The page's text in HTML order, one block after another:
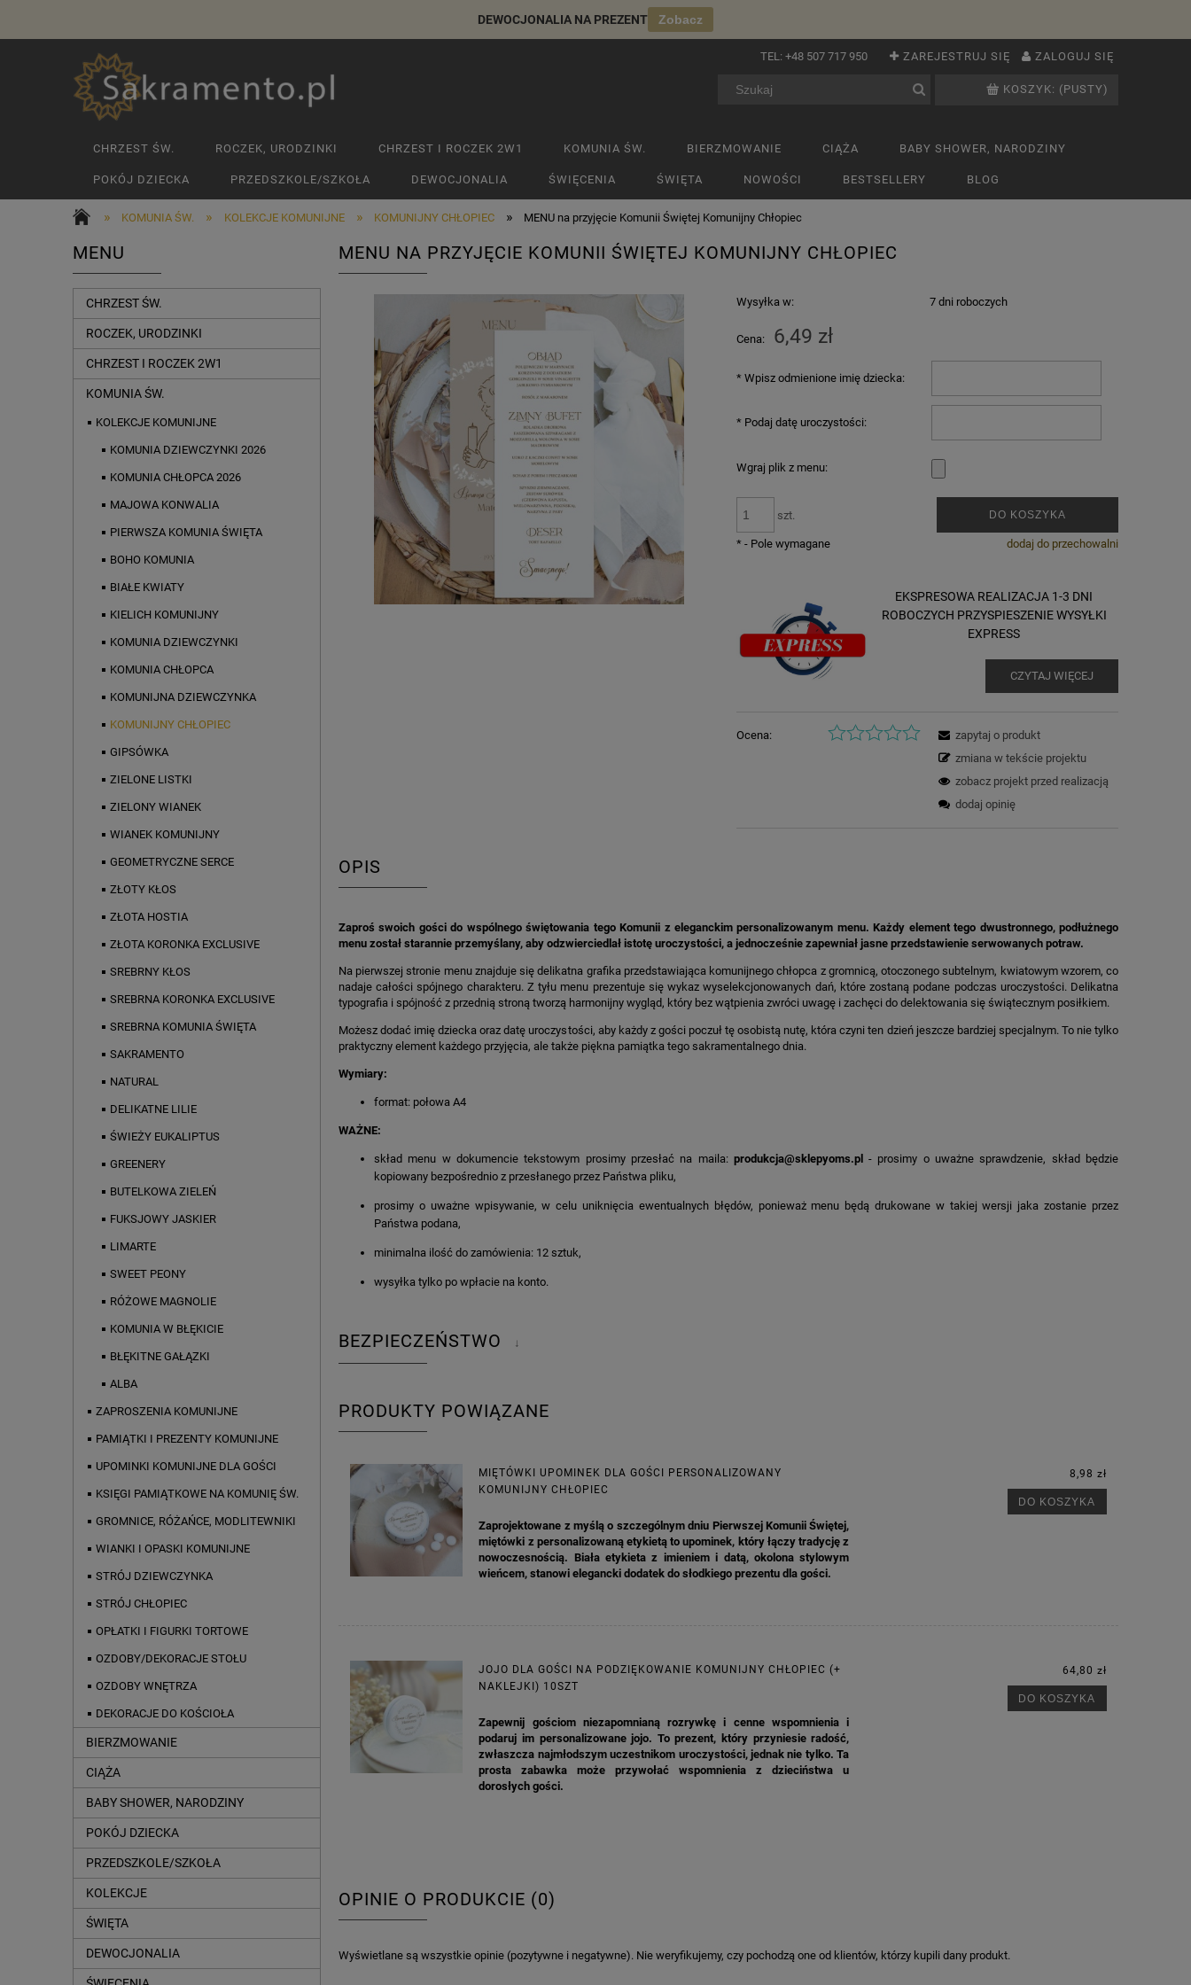
DEWOCJONALIA NA PREZENT Zobacz
ZAREJESTRUJ SIĘ ZALOGUJ SIĘ
TEL: +48 507 717 950
KOSZYK: (PUSTY)
CHRZEST ŚW. ROCZEK, URODZINKI CHRZEST I ROCZEK 2W1 KOMUNIA ŚW. BIERZMOWANIE CIĄŻA BABY SHOWER, NARODZINY
POKÓJ DZIECKA PRZEDSZKOLE/SZKOŁA DEWOCJONALIA ŚWIĘCENIA ŚWIĘTA NOWOŚCI BESTSELLERY BLOG
» KOMUNIA ŚW. » KOLEKCJE KOMUNIJNE » KOMUNIJNY CHŁOPIEC » MENU na przyjęcie Komunii Świętej Komunijny Chłopiec
MENU
CHRZEST ŚW.
ROCZEK, URODZINKI
CHRZEST I ROCZEK 2W1
KOMUNIA ŚW.
KOLEKCJE KOMUNIJNE
KOMUNIA DZIEWCZYNKI 2026
KOMUNIA CHŁOPCA 2026
MAJOWA KONWALIA
PIERWSZA KOMUNIA ŚWIĘTA
BOHO KOMUNIA
BIAŁE KWIATY
KIELICH KOMUNIJNY
KOMUNIA DZIEWCZYNKI
KOMUNIA CHŁOPCA
KOMUNIJNA DZIEWCZYNKA
KOMUNIJNY CHŁOPIEC
GIPSÓWKA
ZIELONE LISTKI
ZIELONY WIANEK
WIANEK KOMUNIJNY
GEOMETRYCZNE SERCE
ZŁOTY KŁOS
ZŁOTA HOSTIA
ZŁOTA KORONKA EXCLUSIVE
SREBRNY KŁOS
SREBRNA KORONKA EXCLUSIVE
SREBRNA KOMUNIA ŚWIĘTA
SAKRAMENTO
NATURAL
DELIKATNE LILIE
ŚWIEŻY EUKALIPTUS
GREENERY
BUTELKOWA ZIELEŃ
FUKSJOWY JASKIER
LIMARTE
SWEET PEONY
RÓŻOWE MAGNOLIE
KOMUNIA W BŁĘKICIE
BŁĘKITNE GAŁĄZKI
ALBA
ZAPROSZENIA KOMUNIJNE
PAMIĄTKI I PREZENTY KOMUNIJNE
UPOMINKI KOMUNIJNE DLA GOŚCI
KSIĘGI PAMIĄTKOWE NA KOMUNIĘ ŚW.
GROMNICE, RÓŻAŃCE, MODLITEWNIKI
WIANKI I OPASKI KOMUNIJNE
STRÓJ DZIEWCZYNKA
STRÓJ CHŁOPIEC
OPŁATKI I FIGURKI TORTOWE
OZDOBY/DEKORACJE STOŁU
OZDOBY WNĘTRZA
DEKORACJE DO KOŚCIOŁA
BIERZMOWANIE
CIĄŻA
BABY SHOWER, NARODZINY
POKÓJ DZIECKA
PRZEDSZKOLE/SZKOŁA
KOLEKCJE
ŚWIĘTA
DEWOCJONALIA
MENU NA PRZYJĘCIE KOMUNII ŚWIĘTEJ KOMUNIJNY CHŁOPIEC
Wysyłka w: 7 dni roboczych
Cena: 6,49 zł
* Wpisz odmienione imię dziecka:
* Podaj datę uroczystości:
Wgraj plik z menu:
szt. DO KOSZYKA
dodaj do przechowalni
* - Pole wymagane
EKSPRESOWA REALIZACJA 1-3 DNI
ROBOCZYCH PRZYSPIESZENIE WYSYŁKI
EXPRESS
CZYTAJ WIĘCEJ
Ocena:
zapytaj o produkt
zmiana w tekście projektu
zobacz projekt przed realizacją
dodaj opinię
OPIS
Zaproś swoich gości do wspólnego świętowania tego Komunii z eleganckim personalizowanym menu. Każdy element tego dwustronnego, podłużnego
menu został starannie przemyślany, aby odzwierciedlał istotę uroczystości, a jednocześnie zapewniał jasne przedstawienie serwowanych potraw.
Na pierwszej stronie menu znajduje się delikatna grafika przedstawiająca komunijnego chłopca z gromnicą, otoczonego subtelnym, kwiatowym wzorem, co
nadaje całości spójnego charakteru. Z tyłu menu prezentuje się wykaz wyselekcjonowanych dań, które zostaną podane podczas uroczystości. Delikatna
typografia i spójność z przednią stroną tworzą harmonijny wygląd, który bez wątpienia zwróci uwagę i zachęci do delektowania się świątecznym posiłkiem.
Możesz dodać imię dziecka oraz datę uroczystości, aby każdy z gości poczuł tę osobistą nutę, która czyni ten dzień jeszcze bardziej specjalnym. To nie tylko
praktyczny element każdego przyjęcia, ale także piękna pamiątka tego sakramentalnego dnia.
Wymiary:
format: połowa A4
WAŻNE:
skład menu w dokumencie tekstowym prosimy przesłać na maila: produkcja@sklepyoms.pl- prosimy o uważne sprawdzenie, skład będzie
kopiowany bezpośrednio z przesłanego przez Państwa pliku,
prosimy o uważne wpisywanie, w celu uniknięcia ewentualnych błędów, ponieważ menu będą drukowane w takiej wersji jaka zostanie przez
Państwa podana,
minimalna ilość do zamówienia: 12 sztuk,
wysyłka tylko po wpłacie na konto.
BEZPIECZEŃSTWO ↓
PRODUKTY POWIĄZANE
MIĘTÓWKI UPOMINEK DLA GOŚCI PERSONALIZOWANY
KOMUNIJNY CHŁOPIEC
Zaprojektowane z myślą o szczególnym dniu Pierwszej Komunii Świętej,
miętówki z personalizowaną etykietą to upominek, który łączy tradycję z
nowoczesnością. Biała etykieta z imieniem i datą, okolona stylowym
wieńcem, stanowi elegancki dodatek do słodkiego prezentu dla gości.
8,98 zł
DO KOSZYKA
JOJO DLA GOŚCI NA PODZIĘKOWANIE KOMUNIJNY CHŁOPIEC (+
NAKLEJKI) 10SZT
Zapewnij gościom niezapomnianą rozrywkę i cenne wspomnienia i
podaruj im personalizowane jojo. To prezent, który przyniesie radość,
zwłaszcza najmłodszym uczestnikom uroczystości, jednak nie tylko. Ta
prosta zabawka może przywołać wspomnienia z dzieciństwa u
dorosłych gości.
64,80 zł
DO KOSZYKA
OPINIE O PRODUKCIE (0)
Wyświetlane są wszystkie opinie (pozytywne i negatywne). Nie weryfikujemy, czy pochodzą one od klientów, którzy kupili dany produkt.